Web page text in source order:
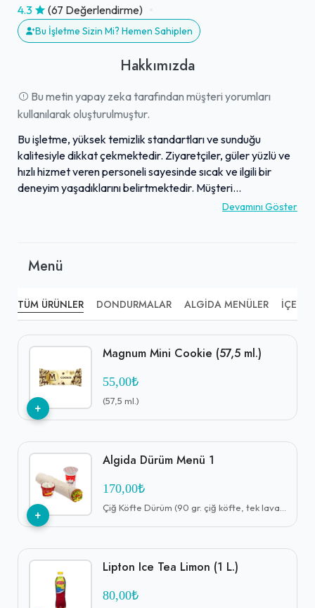
4.3 (67 Değerlendirme)
Bu İşletme Sizin Mi? Hemen Sahiplen
Hakkımızda
Bu metin yapay zeka tarafından müşteri yorumları
kullanılarak oluşturulmuştur.
Bu işletme, yüksek temizlik standartları ve sunduğu
kalitesiyle dikkat çekmektedir. Ziyaretçiler, güler yüzlü ve
hızlı hizmet veren personeli sayesinde sıcak ve ilgili bir
deneyim yaşadıklarını belirtmektedir. Müşteri
memnuniyetine odaklı yaklaşımıyla öne çıkan işletmenin,
alan özgün Doritoslu çiğ köfte gibi seçenekler, mekanın
atmosfer sunmaktadır.
Devamını Göster
Menü
TÜM ÜRÜNLER DONDURMALAR ALGIDA MENÜLER
+
Magnum Mini Cookie (57,5 ml.)
55,00₺
(57,5 ml.)
+
Algida Dürüm Menü 1
170,00₺
Çiğ Köfte Dürüm (90 gr. çiğ köfte, tek lavaş, seçeceğiniz 5 çeşit garnitür, seçeceğiniz 2 çeşit sos) + Komagene Ayran (17 cl.) + Algida Maraş Usulü Sade Cup Dondurma (100 ml.)
Lipton Ice Tea Limon (1 L.)
80,00₺